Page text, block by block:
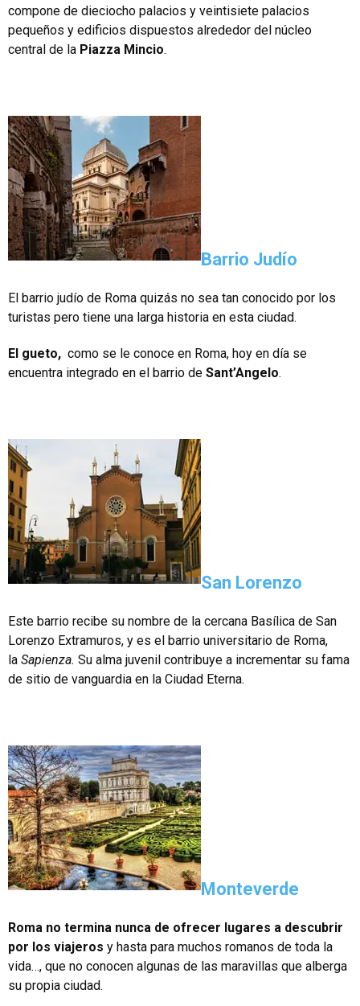
compone de dieciocho palacios y veintisiete palacios
pequeños y edificios dispuestos alrededor del núcleo
central de la Piazza Mincio.
Barrio Judío
El barrio judío de Roma quizás no sea tan conocido por los
turistas pero tiene una larga historia en esta ciudad.
El gueto, como se le conoce en Roma, hoy en día se
encuentra integrado en el barrio de Sant’Angelo.
San Lorenzo
Este barrio recibe su nombre de la cercana Basílica de San
Lorenzo Extramuros, y es el barrio universitario de Roma,
la Sapienza. Su alma juvenil contribuye a incrementar su fama
de sitio de vanguardia en la Ciudad Eterna.
Monteverde
Roma no termina nunca de ofrecer lugares a descubrir
por los viajeros y hasta para muchos romanos de toda la
vida…, que no conocen algunas de las maravillas que alberga
su propia ciudad.